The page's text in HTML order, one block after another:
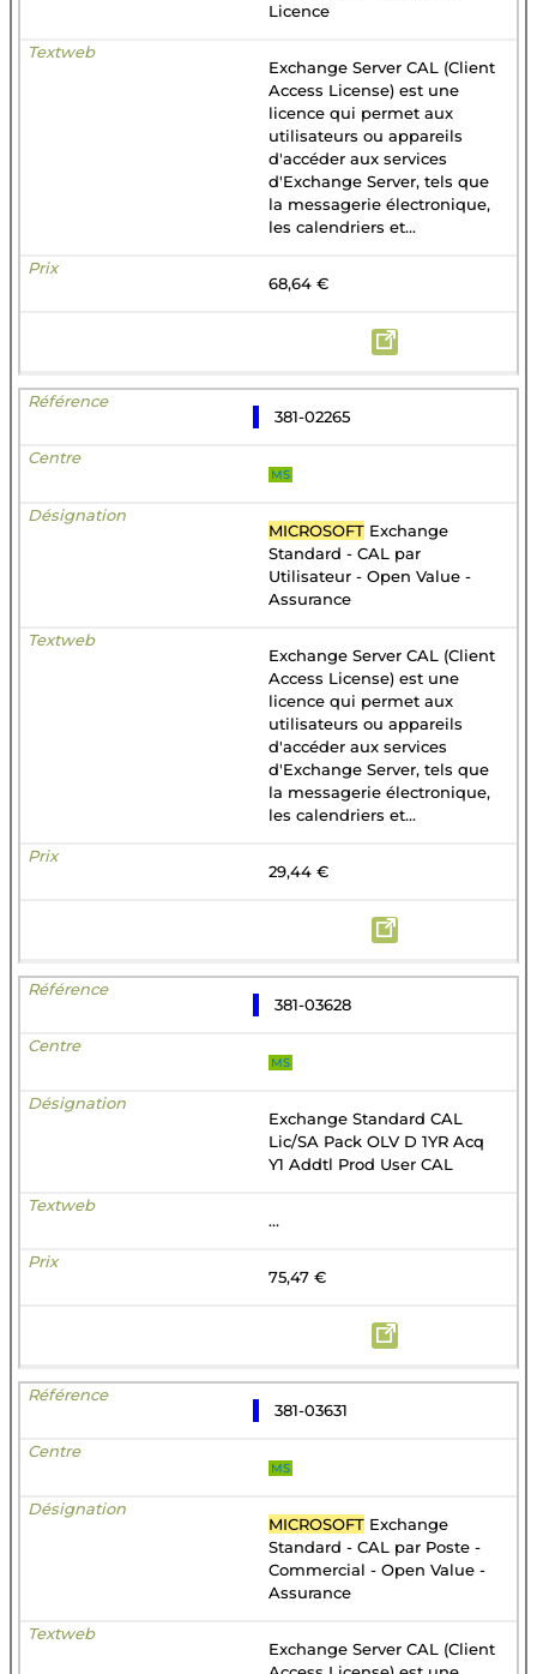
Licence
Exchange Server CAL (Client
Access License) est une
licence qui permet aux
utilisateurs ou appareils
d'accéder aux services
d'Exchange Server, tels que
la messagerie électronique,
les calendriers et...
68,64 €
381-02265
MS
MICROSOFT Exchange
Standard - CAL par
Utilisateur - Open Value -
Assurance
Exchange Server CAL (Client
Access License) est une
licence qui permet aux
utilisateurs ou appareils
d'accéder aux services
d'Exchange Server, tels que
la messagerie électronique,
les calendriers et...
29,44 €
381-03628
MS
Exchange Standard CAL
Lic/SA Pack OLV D 1YR Acq
Y1 Addtl Prod User CAL
...
75,47 €
381-03631
MS
MICROSOFT Exchange
Standard - CAL par Poste -
Commercial - Open Value -
Assurance
Exchange Server CAL (Client